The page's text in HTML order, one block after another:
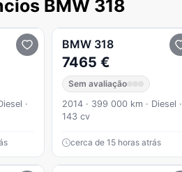
BMW 318
·
BMW 318
7465 €
Sem avaliação
2014 · 399 000 km · Diesel ·
143 cv
cerca de 15 horas atrás